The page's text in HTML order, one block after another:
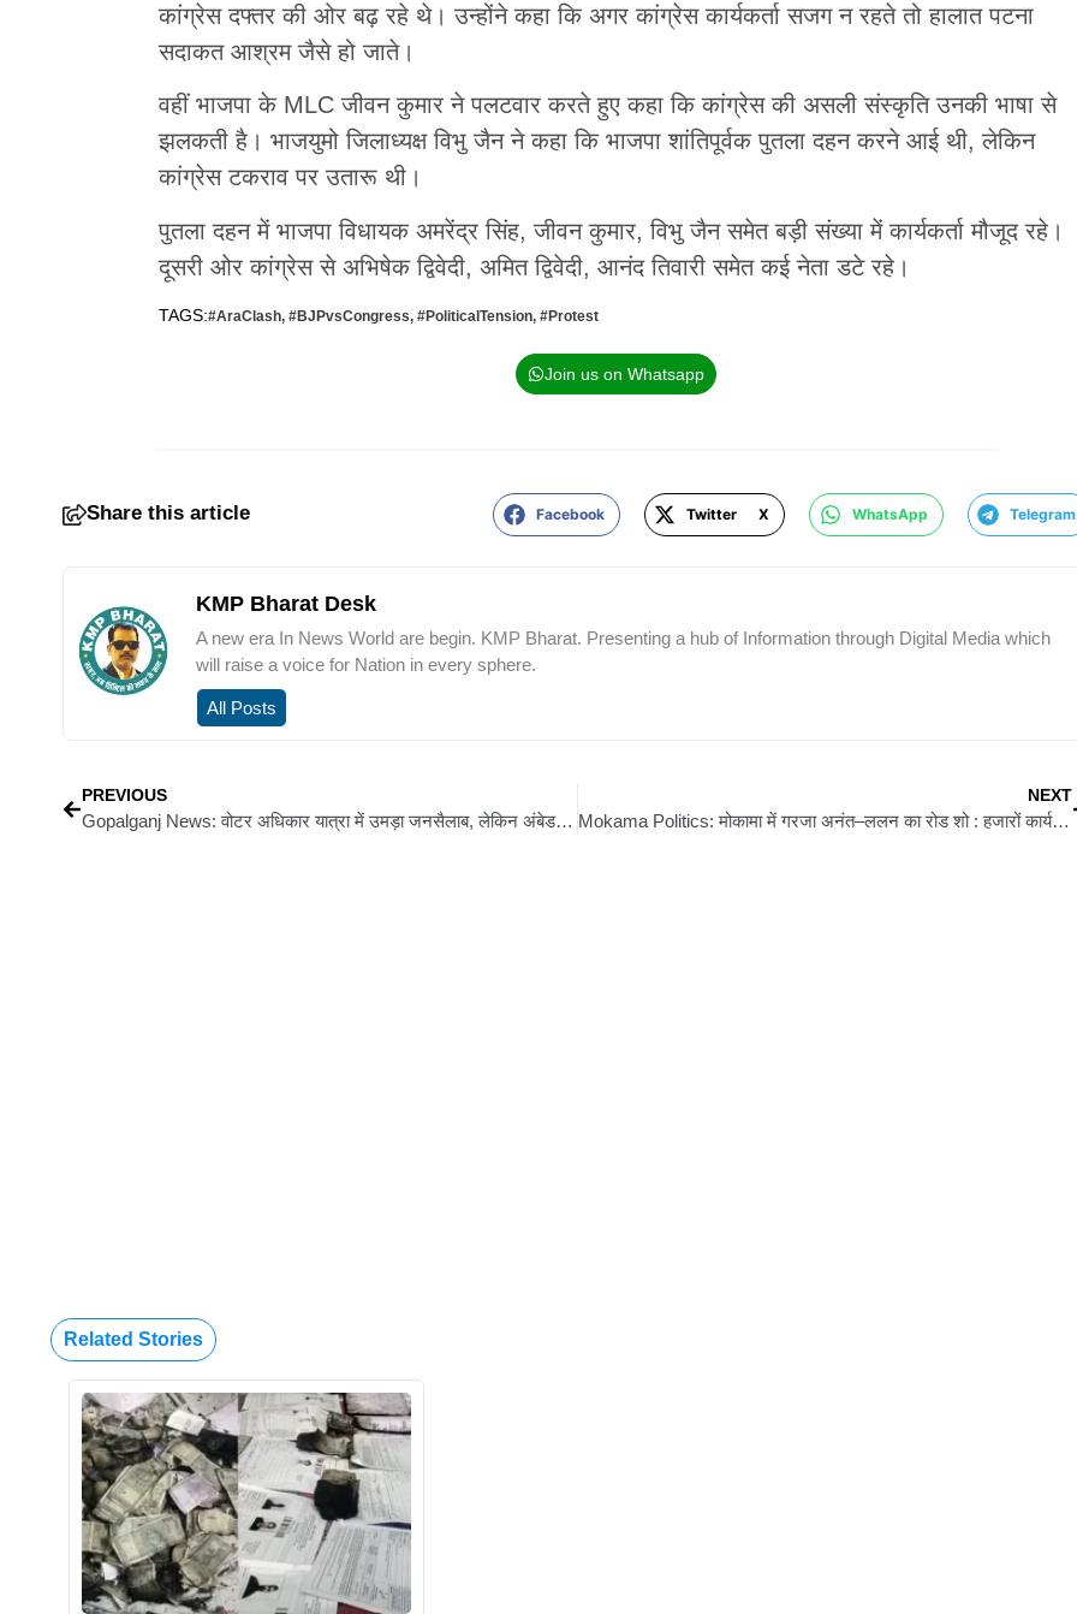
कांग्रेस दफ्तर की ओर बढ़ रहे थे। उन्होंने कहा कि अगर कांग्रेस कार्यकर्ता सजग न रहते तो हालात पटना
सदाकत आश्रम जैसे हो जाते।
वहीं भाजपा के MLC जीवन कुमार ने पलटवार करते हुए कहा कि कांग्रेस की असली संस्कृति उनकी भाषा से
झलकती है। भाजयुमो जिलाध्यक्ष विभु जैन ने कहा कि भाजपा शांतिपूर्वक पुतला दहन करने आई थी, लेकिन
कांग्रेस टकराव पर उतारू थी।
पुतला दहन में भाजपा विधायक अमरेंद्र सिंह, जीवन कुमार, विभु जैन समेत बड़ी संख्या में कार्यकर्ता मौजूद रहे।
दूसरी ओर कांग्रेस से अभिषेक द्विवेदी, अमित द्विवेदी, आनंद तिवारी समेत कई नेता डटे रहे।
TAGS:#AraClash, #BJPvsCongress, #PoliticalTension, #Protest
Join us on Whatsapp
Share this article Facebook Twitter X WhatsApp Telegram
KMP Bharat Desk
A new era In News World are begin. KMP Bharat. Presenting a hub of Information through Digital Media which
will raise a voice for Nation in every sphere.
All Posts
PREVIOUS
Gopalganj News: वोटर अधिकार यात्रा में उमड़ा जनसैलाब, लेकिन अंबेडकर प्रतिमा पर नहीं रुके राहुल-तेजस्वी
NEXT
Mokama Politics: मोकामा में गरजा अनंत–ललन का रोड शो : हजारों कार्यकर्ताओं की उमड़ी भीड़, पुष्प वर्षा और बैंड बाजे से हुआ भव्य स्वागत
Related Stories